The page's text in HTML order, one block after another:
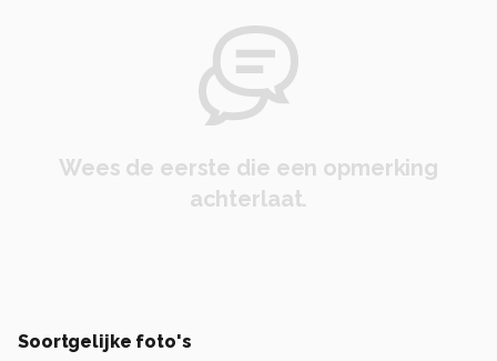
Wees de eerste die een opmerking
achterlaat.
Soortgelijke foto's